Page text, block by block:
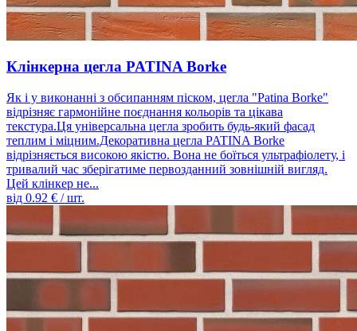
Клінкерна цегла PATINA Borke
Як і у виконанні з обсипанням піском, цегла "Patina Borke"
відрізняє гармонійне поєднання кольорів та цікава
текстура.Ця універсальна цегла зробить будь-який фасад
теплим і міцним.Декоративна цегла PATINA Borke
відрізняється високою якістю. Вона не боїться ультрафіолету, і
тривалий час зберігатиме первозданний зовнішній вигляд.
Цей клінкер не...
від 0.92 € / шт.